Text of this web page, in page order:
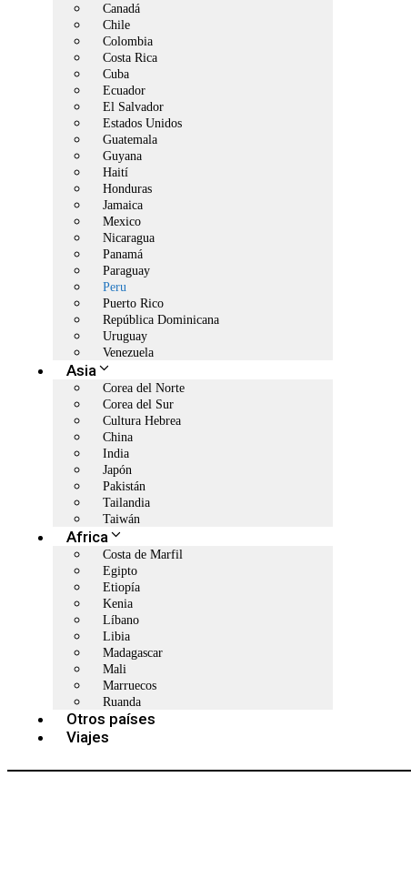
Canadá
Chile
Colombia
Costa Rica
Cuba
Ecuador
El Salvador
Estados Unidos
Guatemala
Guyana
Haití
Honduras
Jamaica
Mexico
Nicaragua
Panamá
Paraguay
Peru
Puerto Rico
República Dominicana
Uruguay
Venezuela
Asia
Corea del Norte
Corea del Sur
Cultura Hebrea
China
India
Japón
Pakistán
Tailandia
Taiwán
Africa
Costa de Marfil
Egipto
Etiopía
Kenia
Líbano
Libia
Madagascar
Mali
Marruecos
Ruanda
Otros países
Viajes